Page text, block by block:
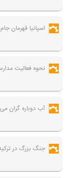
اسپانیا قهرمان
نحوه فعالیت
آب دوباره گران
جنگ بزرگ در